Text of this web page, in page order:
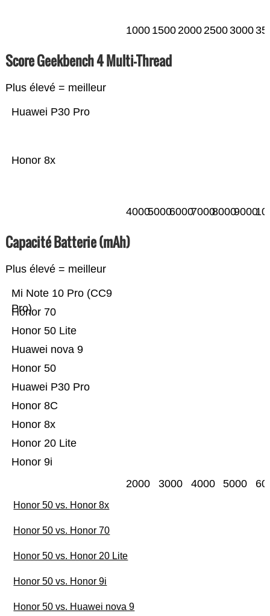
1000 1500200025003000
Score Geekbench 4 Multi-Thread
Plus élevé = meilleur
Honor 8x
Huawei P30 Pro
400050006000700080009000
Capacité Batterie (mAh)
Plus élevé = meilleur
Honor 9i
Honor 20 Lite
Honor 8x
Honor 8C
Huawei P30 Pro
Honor 50
Huawei nova 9
Honor 50 Lite
Honor 70
Mi Note 10 Pro (CC9
Pro)
2000 3000 4000 5000
Honor 50 vs. Honor 8x
Honor 50 vs. Honor 70
Honor 50 vs. Honor 20 Lite
Honor 50 vs. Honor 9i
Honor 50 vs. Huawei nova 9